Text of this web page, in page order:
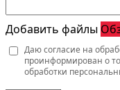
Добавить файлы
Даю согласие на
проинформирован о
обработки